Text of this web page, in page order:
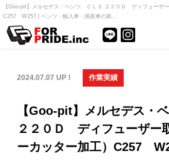
【Goo-pit】メルセデス・ベンツ ＣＬＳ ２２０Ｄ ディフューザ
C257 W257 | ベンツ・輸入車・国産車の新…
2024.07.07 UP ! 作業実績
【Goo-pit】メルセデス・
２２０Ｄ ディフューザー
ーカッター加工）C257